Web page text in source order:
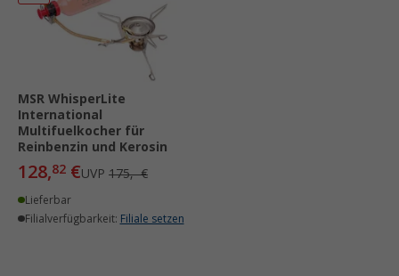
MSR WhisperLite
International
Multifuelkocher für
Reinbenzin und Kerosin
128,82 €UVP 175,- €
Lieferbar
Filialverfügbarkeit: Filiale setzen